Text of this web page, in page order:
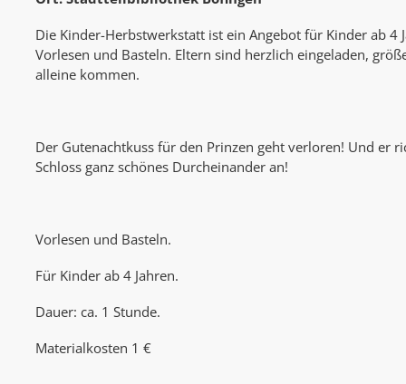
Die Kinder-Herbstwerkstatt ist ein Angebot für Kinder ab 4
Vorlesen und Basteln. Eltern sind herzlich eingeladen,
alleine kommen.
Der Gutenachtkuss für den Prinzen geht verloren! Und er
Schloss ganz schönes Durcheinander an!
Vorlesen und Basteln.
Für Kinder ab 4 Jahren.
Dauer: ca. 1 Stunde.
Materialkosten 1 €